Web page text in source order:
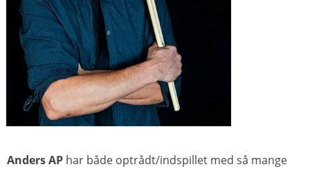
Anders AP har både optrådt/indspillet med så mange